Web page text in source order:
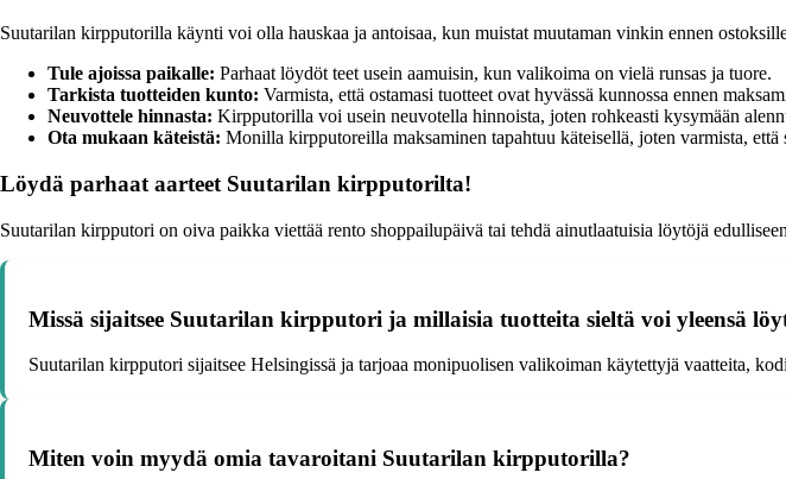
Suutarilan kirpputorilla käynti voi olla hauskaa ja antoisaa, kun muistat muutaman vinkin ennen
Tule ajoissa paikalle: Parhaat löydöt teet usein aamuisin, kun valikoima on vielä runsas ja tuore.
Tarkista tuotteiden kunto: Varmista, että ostamasi tuotteet ovat hyvässä kunnossa ennen
Neuvottele hinnasta: Kirpputorilla voi usein neuvotella hinnoista, joten rohkeasti kysymään
Ota mukaan käteistä: Monilla kirpputoreilla maksaminen tapahtuu käteisellä, joten varmista,
Löydä parhaat aarteet Suutarilan kirpputorilta!
Suutarilan kirpputori on oiva paikka viettää rento shoppailupäivä tai tehdä ainutlaatuisia löytöjä
Missä sijaitsee Suutarilan kirpputori ja millaisia tuotteita sieltä voi yleensä
Suutarilan kirpputori sijaitsee Helsingissä ja tarjoaa monipuolisen valikoiman käytettyjä vaatteita,
Miten voin myydä omia tavaroitani Suutarilan kirpputorilla?